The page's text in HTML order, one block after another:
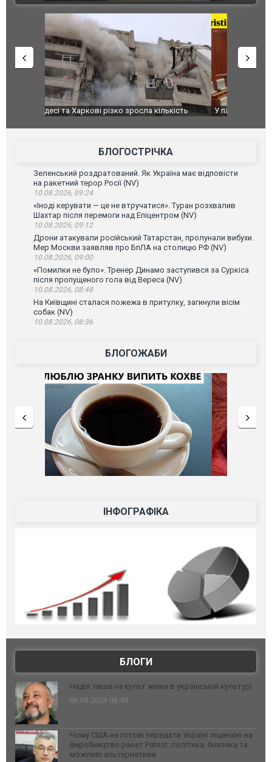
У парламенті Косово прем'єра закидали яйцями
Приїхав
до
зіркового
БЛОГОСТРІЧКА
Зеленський роздратований. Як Україна має відповісти
на ракетний терор Росії (NV)
10.08.2026, 09:24
«Іноді керувати — це не втручатися». Туран розхвалив
Шахтар після перемоги над Епіцентром (NV)
10.08.2026, 09:12
Дрони атакували російський Татарстан, пролунали вибухи.
Мер Москви заявляв про БпЛА на столицю РФ (NV)
10.08.2026, 09:00
«Помилки не було». Тренер Динамо заступився за Суркіса
після пропущеного гола від Вереса (NV)
10.08.2026, 08:48
На Київщині сталася пожежа в притулку, загинули вісім
собак (NV)
10.08.2026, 08:36
БЛОГОЖАБИ
ІНФОГРАФІКА
БЛОГИ
Надія лише на культ жінки в українській культурі
06.08.2026 08:49
Чому США не готові передати Україні ліцензію на
виробництво ракет Patriot: політика, безпека та
можливі альтернативи